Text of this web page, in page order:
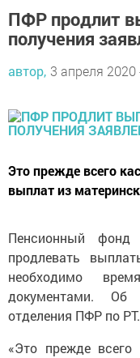
ПФР продлит
получения
автор, 3 апреля 2020
Это прежде всего
выплат из
Пенсионный фонд
продлевать
необходимо
документами. Об
отделения ПФР по РТ.
«Это прежде